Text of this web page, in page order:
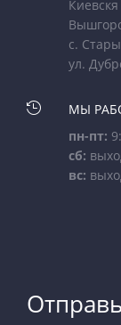
с.
ул.

МЫ
пн-пт:
сб:
вс: